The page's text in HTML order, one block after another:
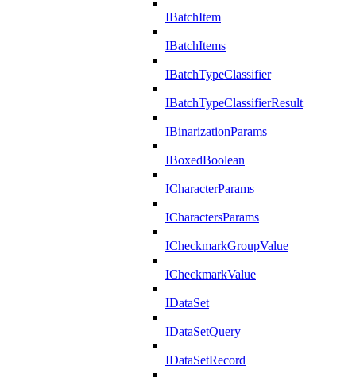
IBatchItem
IBatchItems
IBatchTypeClassifier
IBatchTypeClassifierResult
IBinarizationParams
IBoxedBoolean
ICharacterParams
ICharactersParams
ICheckmarkGroupValue
ICheckmarkValue
IDataSet
IDataSetQuery
IDataSetRecord